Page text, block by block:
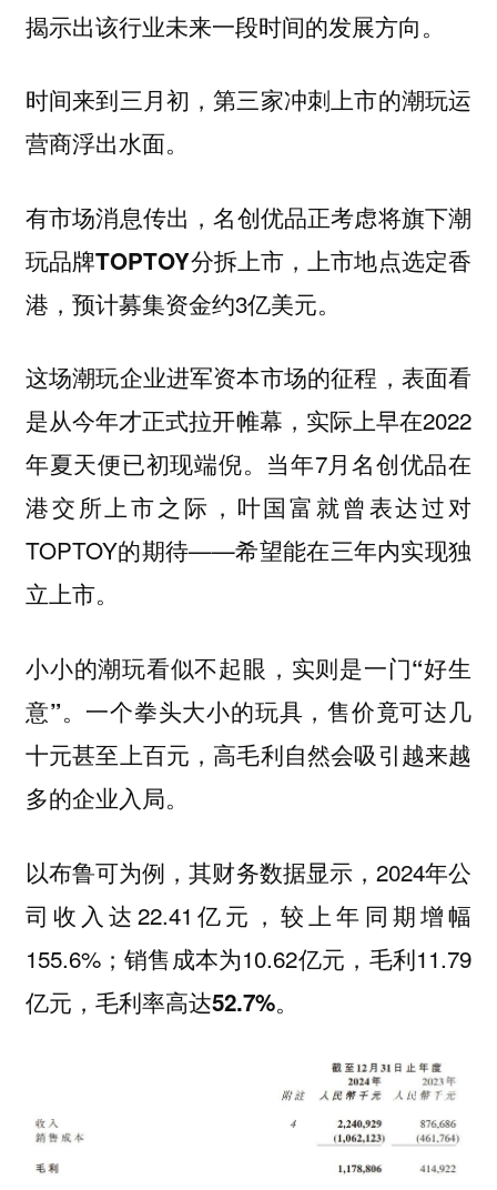
揭示出该行业未来一段时间的发展方向。
时间来到三月初，第三家冲刺上市的潮玩运
营商浮出水面。
有市场消息传出，名创优品正考虑将旗下潮
玩品牌TOPTOY分拆上市，上市地点选定香
港， 预计募集资金约3亿美元。
这场潮玩企业进军资本市场的征程，表面看
是从今年才正式拉开帷幕，实际上早在2022
年夏天便已初现端倪。当年7月名创优品在
港交所上市之际，叶国富就曾表达过对
TOPTOY的期待——希望能在三年内实现独
立上市。
小小的潮玩看似不起眼，实则是一门“好生
意”。 一个拳头大小的玩具，售价竟可达几
十元甚至上百元，高毛利自然会吸引越来越
多的企业入局。
以布鲁可为例，其财务数据显示，2024年公
司收入达22.41亿元，较上年同期增幅
155.6%；销售成本为10.62亿元，毛利11.79
亿元， 毛利率高达52.7%。